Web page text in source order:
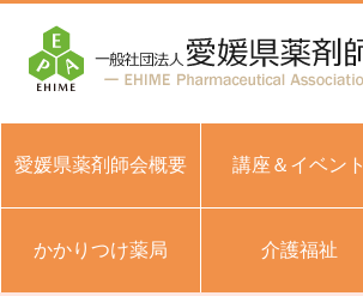
愛媛県薬剤師会概要 講座＆イベント
かかりつけ薬局 介護福祉